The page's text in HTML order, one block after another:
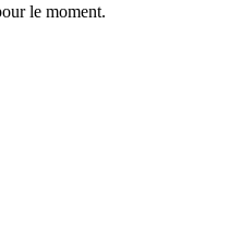
le moment.